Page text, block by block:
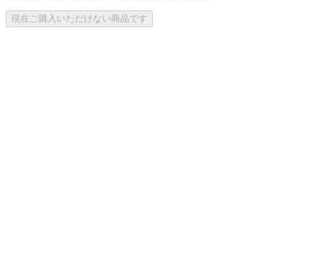
現在ご購入いただけない商品です